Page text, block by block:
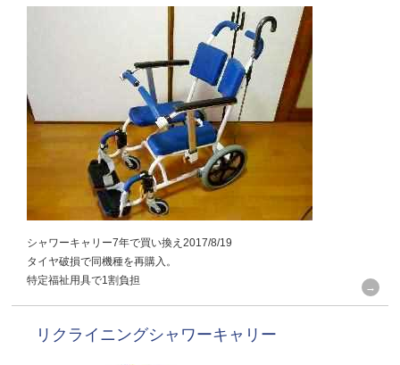
シャワーキャリー7年で買い換え2017/8/19
タイヤ破損で同機種を再購入。
特定福祉用具で1割負担
リクライニングシャワーキャリー